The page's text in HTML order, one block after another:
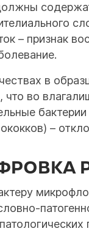
– признак
в
что во
–